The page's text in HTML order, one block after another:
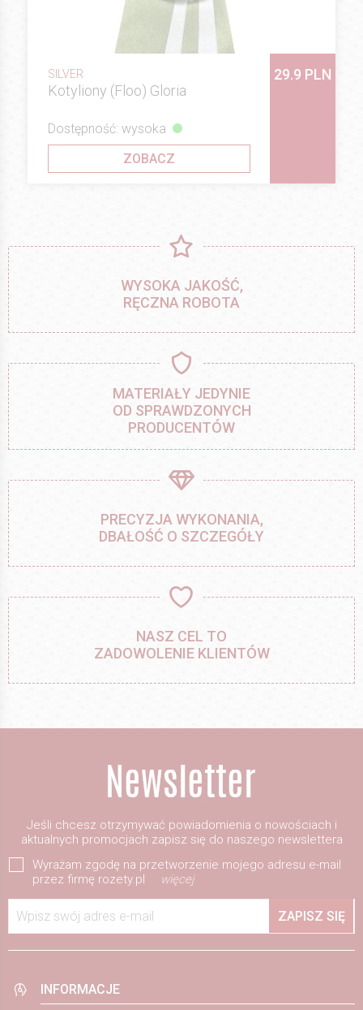
SILVER
Kotyliony (Floo) Gloria
29.9 PLN
Dostępność: wysoka
ZOBACZ
WYSOKA JAKOŚĆ,
RĘCZNA ROBOTA
MATERIAŁY JEDYNIE
OD SPRAWDZONYCH
PRODUCENTÓW
PRECYZJA WYKONANIA,
DBAŁOŚĆ O SZCZEGÓŁY
NASZ CEL TO
ZADOWOLENIE KLIENTÓW
Jeśli chcesz otrzymywać powiadomienia o nowościach i
aktualnych promocjach zapisz się do naszego newslettera
Wyrażam zgodę na przetworzenie mojego adresu e-mail
przez firmę rozety.pl
więcej
Wpisz swój adres e-mail ZAPISZ SIĘ
INFORMACJE